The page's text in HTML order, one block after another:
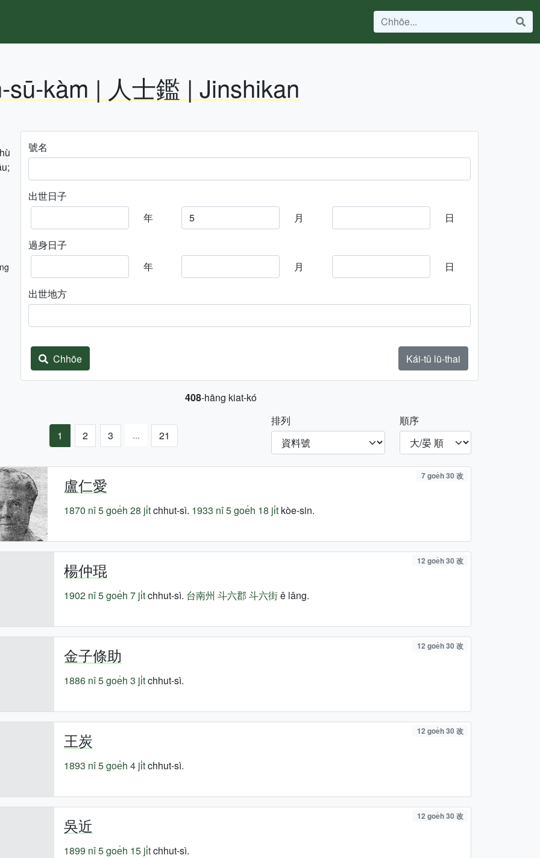
sū-kàm | 人士鑑 | Jinshikan
號名
出世日子
年
月
日
過身日子
年
月
日
出世地方
Chhōe Kái-tû lū-thai
408-hāng kiat-kó
1 2 3 ... 21
排列 順序
盧仁愛 7 goe̍h 30 改
1870 nî5 goe̍h 28 ji̍tchhut-sì. 1933 nî5 goe̍h 18 ji̍t kòe-sin.
楊仲琨 12 goe̍h 30 改
1902 nî5 goe̍h 7 ji̍tchhut-sì. 台南州 斗六郡 斗六街ê lâng.
金子條助 12 goe̍h 30 改
1886 nî5 goe̍h 3 ji̍tchhut-sì.
王炭 12 goe̍h 30 改
1893 nî5 goe̍h 4 ji̍tchhut-sì.
吳近 12 goe̍h 30 改
1899 nî5 goe̍h 15 ji̍tchhut-sì.